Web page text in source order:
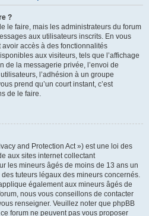
?
le faire, mais les administrateurs du forum
aux utilisateurs inscrits. En vous
accès à des fonctionnalités
aux visiteurs, tels que l’affichage
de la messagerie privée, l’envoi de
l’adhésion à un groupe
prend qu’un court instant, c’est
de le faire.
and Protection Act ») est une loi des
aux sites internet collectant
les mineurs âgés de moins de 13 ans un
tuteurs légaux des mineurs concernés.
également aux mineurs âgés de
nous vous conseillons de contacter
renseigner. Veuillez noter que phpBB
forum ne peuvent pas vous proposer